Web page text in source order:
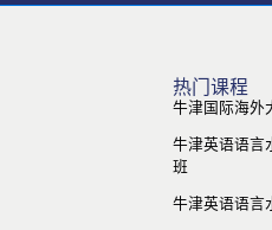
热门课程
牛津国际海外
牛津英语语言
班
牛津英语语言